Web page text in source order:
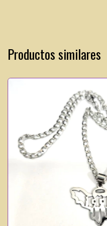
Productos similares